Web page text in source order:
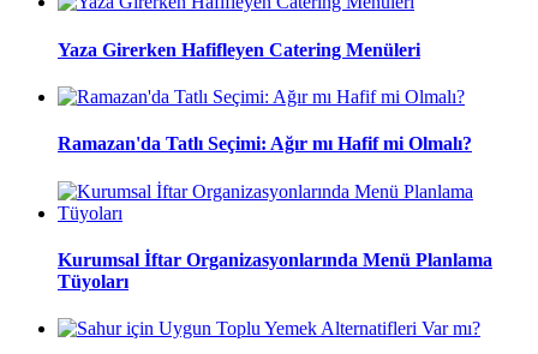
Yaza Girerken Hafifleyen Catering Menüleri
Ramazan'da Tatlı Seçimi: Ağır mı Hafif mi Olmalı?
Kurumsal İftar Organizasyonlarında Menü Planlama
Tüyoları